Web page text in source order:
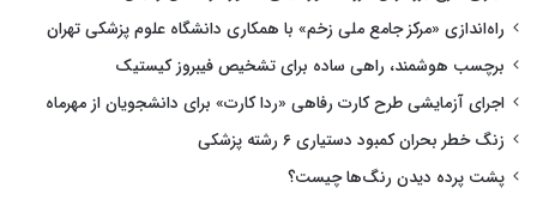
راه‌اندازی «مرکز جامع ملی زخم» با همکاری دانشگاه علوم پزشکی تهران
برچسب هوشمند، راهی ساده برای تشخیص فیبروز کیستیک
اجرای آزمایشی طرح کارت رفاهی «ردا کارت» برای دانشجویان از مهرماه
زنگ خطر بحران کمبود دستیاری ۶ رشته پزشکی
پشت پرده دیدن رنگ‌ها چیست؟